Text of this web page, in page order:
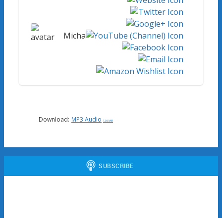
Micha
Download: MP3 Audio 126 MB